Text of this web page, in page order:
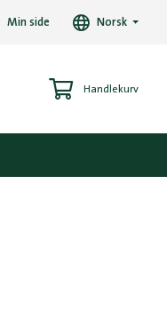
Min side Norsk
Handlekurv